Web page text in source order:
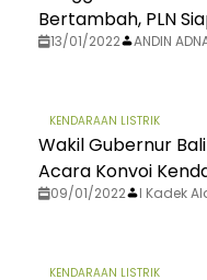
Bertambah, PLN
13/01/2022 ANDIN
KENDARAAN LISTRIK
Wakil Gubernur
Acara Konvoi
09/01/2022 I Kadek
KENDARAAN LISTRIK